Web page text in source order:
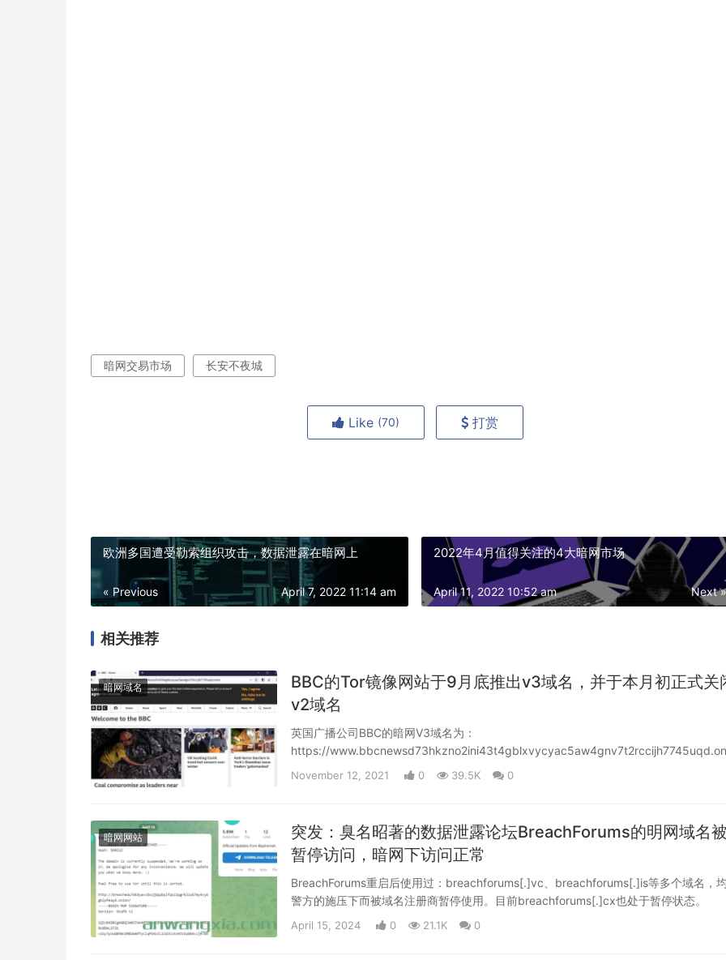
暗网交易市场 长安不夜城
Like (70) 打赏
欧洲多国遭受勒索组织攻击，数据泄露在暗网上
« Previous April 7, 2022 11:14 am
2022年4月值得关注的4大暗网市场
Next »
April 11, 2022 10:52 am
相关推荐
暗网域名
BBC的Tor镜像网站于9月底推出v3域名，并于本月初正式关
v2域名
英国广播公司BBC的暗网V3域名为：
https://
n，请添加书签。
November 12, 2021 0 39.5K 0
暗网网站
突发：臭名昭著的数据泄露论坛BreachForums的明网域名
暂停访问，暗网下访问正常
BreachForums重启后使用过：breachforums[.]vc、breachforums[.]is等多个域名，
警方的施压下而被域名注册商暂停使用。目前breachforums[.]cx也处于暂停状态。
April 15, 2024 0 21.1K 0